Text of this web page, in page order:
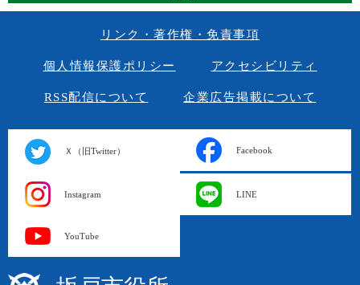
リンク・著作権・免責事項
個人情報保護ポリシー アクセシビリティ
RSS配信について 企業広告掲載について
Ｘ（旧Twitter） Facebook
Instagram LINE
YouTube